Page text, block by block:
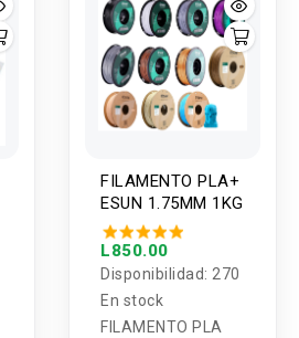
FILAMENTO PLA+
ESUN 1.75MM 1KG
L850.00
Disponibilidad: 270
En stock
FILAMENTO PLA